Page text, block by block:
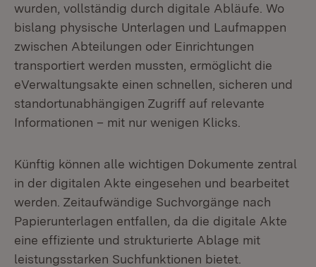
wurden, vollständig durch digitale Abläufe. Wo
bislang physische Unterlagen und Laufmappen
zwischen Abteilungen oder Einrichtungen
transportiert werden mussten, ermöglicht die
eVerwaltungsakte einen schnellen, sicheren und
standortunabhängigen Zugriff auf relevante
Informationen – mit nur wenigen Klicks.
Künftig können alle wichtigen Dokumente zentral
in der digitalen Akte eingesehen und bearbeitet
werden. Zeitaufwändige Suchvorgänge nach
Papierunterlagen entfallen, da die digitale Akte
eine effiziente und strukturierte Ablage mit
leistungsstarken Suchfunktionen bietet.